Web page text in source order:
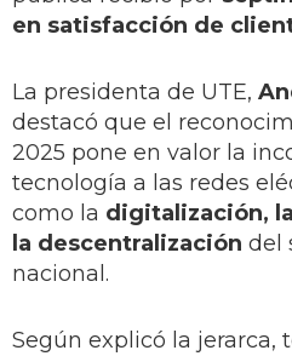
en satisfacción de
La presidenta de UTE,
destacó que el
2025 pone en valor la
tecnología a las redes
como la digitalización,
la descentralización del
nacional.
Según explicó la jerarca,